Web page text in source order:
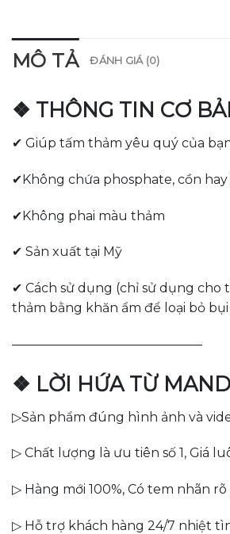
MÔ TẢ ĐÁNH GIÁ (0)
❖ THÔNG TIN CƠ
✔ Giúp tấm thảm yêu quý của
✔Không chứa phosphate, cồn
✔Không phai màu thảm
✔ Sản xuất tại Mỹ
✔ Cách sử dụng (chỉ sử dụng
thảm bằng khăn ẩm để loại bỏ
———————————————
❖ LỜI HỨA TỪ
▷Sản phẩm đúng hình ảnh và
▷ Chất lượng là ưu tiên số 1, Giá
▷ Hàng mới 100%, Có tem nhãn rõ
▷ Hỗ trợ khách hàng 24/7 nhiệt